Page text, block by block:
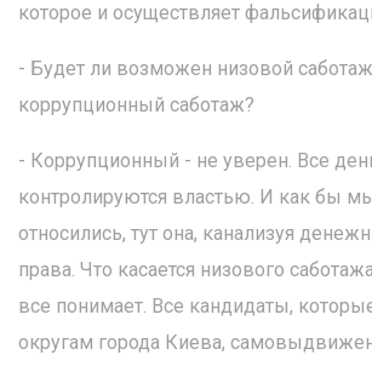
которое и осуществляет
- Будет ли возможен низовой
коррупционный саботаж?
- Коррупционный - не уверен. Все
контролируются властью. И как бы
относились, тут она, канализуя
права. Что касается низового
все понимает. Все кандидаты,
округам города Киева,